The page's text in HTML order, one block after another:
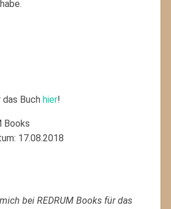
das Buch hier!
Books
17.08.2018
bei REDRUM Books für das